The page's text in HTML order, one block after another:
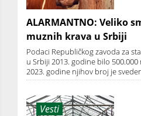
ALARMANTNO: Veliko
muznih krava u Srbiji
Podaci Republičkog zavoda za
u Srbiji 2013. godine bilo
2023. godine njihov broj je
Vesti